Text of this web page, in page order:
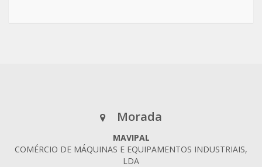
Morada
MAVIPAL
COMÉRCIO DE MÁQUINAS E EQUIPAMENTOS INDUSTRIAIS,
LDA